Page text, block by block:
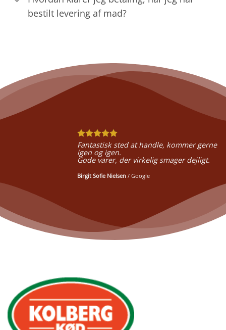
bestilt levering af mad?
Fantastisk sted at handle, kommer gerne
igen og igen.
Gode varer, der virkelig smager dejligt.
Birgit Sofie Nielsen / Google